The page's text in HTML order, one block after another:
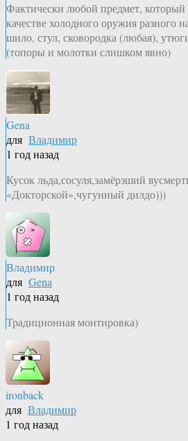
Фактически любой предмет, который
качестве холодного оружия разного
шило, стул, сковородка (любая),
(топоры и молотки слишком явно)
Gena
для Владимир
1 год назад
Кусок льда,сосуля,замёрзший
«Докторской»,чугунный дилдо)))
Владимир
для Gena
1 год назад
Традиционная монтировка)
ironback
для Владимир
1 год назад